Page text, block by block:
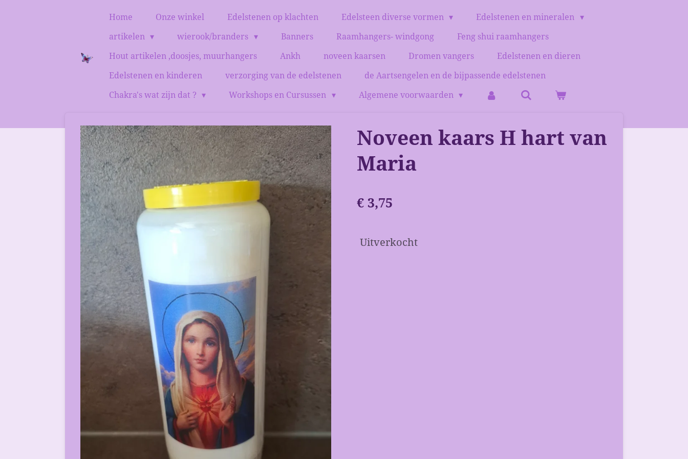
Home Onze winkel Edelstenen op klachten Edelsteen diverse vormen
Edelstenen en mineralen
artikelen
wierook/branders Banners Raamhangers- windgong
Feng shui raamhangers
Hout artikelen ,doosjes, muurhangers
Ankh noveen kaarsen Dromen vangers
Edelstenen en dieren
Edelstenen en kinderen
verzorging van de edelstenen
de Aartsengelen en de bijpassende edelstenen
Chakra's wat zijn dat ?
Workshops en Cursussen Algemene voorwaarden
Noveen kaars H hart van
Maria
€ 3,75
Uitverkocht